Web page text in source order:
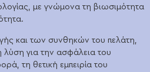
με γνώμονα τη βιωσιμότητα
και των συνθηκών του πελάτη,
λύση για την ασφάλεια του
τη θετική εμπειρία του